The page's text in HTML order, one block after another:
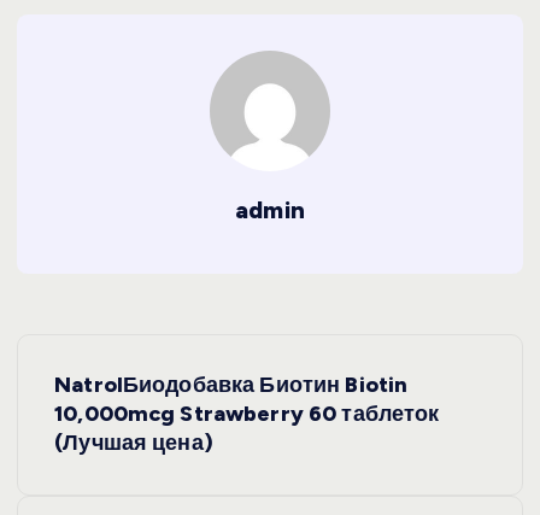
admin
NatrolБиодобавка Биотин Biotin
10,000mcg Strawberry 60 таблеток
(Лучшая цена)